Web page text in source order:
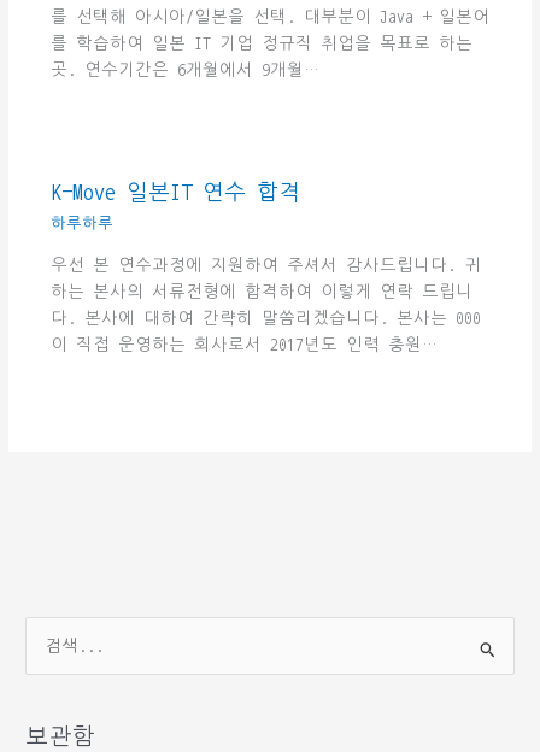
를 선택해 아시아/일본을 선택. 대부분이 Java + 일본어
를 학습하여 일본 IT 기업 정규직 취업을 목표로 하는
곳. 연수기간은 6개월에서 9개월…
K-Move 일본IT 연수 합격
하루하루
우선 본 연수과정에 지원하여 주셔서 감사드립니다. 귀
하는 본사의 서류전형에 합격하여 이렇게 연락 드립니
다. 본사에 대하여 간략히 말씀리겠습니다. 본사는 000
이 직접 운영하는 회사로서 2017년도 인력 충원…
상
보관함